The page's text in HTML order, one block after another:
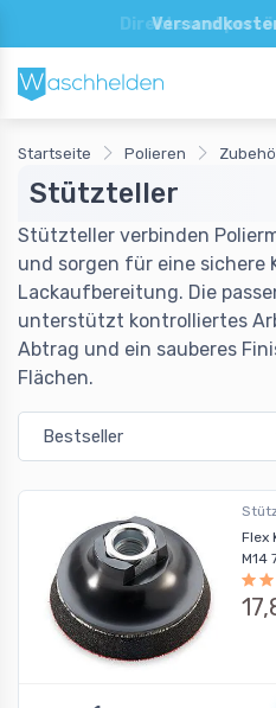
Direkte und
Startseite Polieren
Stützteller
Stützteller verbinden
und sorgen für eine
Lackaufbereitung. Die
unterstützt kontrolliertes
Abtrag und ein sauberes
Flächen.
Flex
M14